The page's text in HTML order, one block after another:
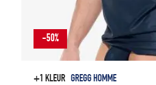
+1 KLEUR GREGG HOMME
-50%